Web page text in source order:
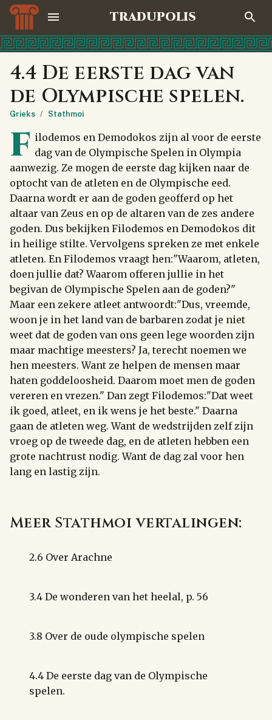
TRADUPOLIS
4.4 De eerste dag van
de Olympische spelen.
Grieks / Stathmoi
F ilodemos en Demodokos zijn al voor de eerste
dag van de Olympische Spelen in Olympia
aanwezig. Ze mogen de eerste dag kijken naar de
optocht van de atleten en de Olympische eed.
Daarna wordt er aan de goden geofferd op het
altaar van Zeus en op de altaren van de zes andere
goden. Dus bekijken Filodemos en Demodokos dit
in heilige stilte. Vervolgens spreken ze met enkele
atleten. En Filodemos vraagt hen:"Waarom, atleten,
doen jullie dat? Waarom offeren jullie in het
begivan de Olympische Spelen aan de goden?"
Maar een zekere atleet antwoordt:"Dus, vreemde,
woon je in het land van de barbaren zodat je niet
weet dat de goden van ons geen lege woorden zijn
maar machtige meesters? Ja, terecht noemen we
hen meesters. Want ze helpen de mensen maar
haten goddeloosheid. Daarom moet men de goden
vereren en vrezen." Dan zegt Filodemos:"Dat weet
ik goed, atleet, en ik wens je het beste." Daarna
gaan de atleten weg. Want de wedstrijden zelf zijn
vroeg op de tweede dag, en de atleten hebben een
grote nachtrust nodig. Want de dag zal voor hen
lang en lastig zijn.
Meer Stathmoi vertalingen:
2.6 Over Arachne
3.4 De wonderen van het heelal, p. 56
3.8 Over de oude olympische spelen
4.4 De eerste dag van de Olympische
spelen.